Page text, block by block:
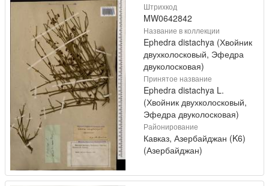
Штрихкод
MW0642842
Название в коллекции
Ephedra distachya (Хвойник
двухколосковый, Эфедра
двуколосковая)
Принятое название
Ephedra distachya L.
(Хвойник двухколосковый,
Эфедра двуколосковая)
Районирование
Кавказ, Азербайджан (K6)
(Азербайджан)